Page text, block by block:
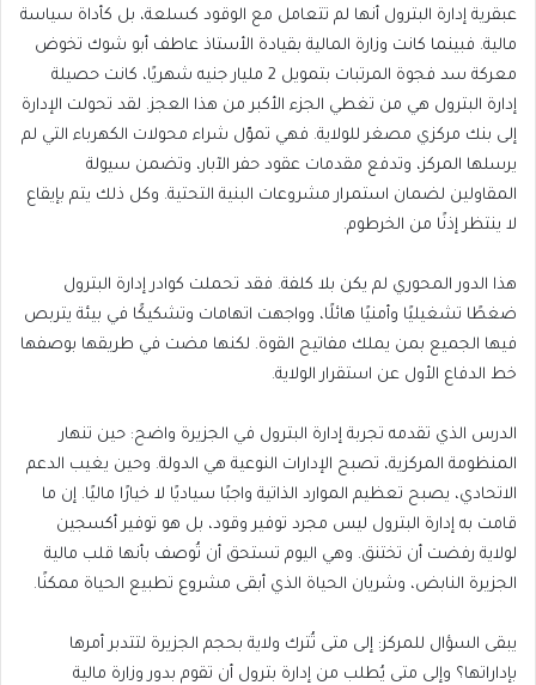
عبقرية إدارة البترول أنها لم تتعامل مع الوقود كسلعة، بل كأداة سياسة
مالية. فبينما كانت وزارة المالية بقيادة الأستاذ عاطف أبو شوك تخوض
معركة سد فجوة المرتبات بتمويل 2 مليار جنيه شهريًا، كانت حصيلة
إدارة البترول هي من تغطي الجزء الأكبر من هذا العجز. لقد تحولت الإدارة
إلى بنك مركزي مصغر للولاية. فهي تموّل شراء محولات الكهرباء التي لم
يرسلها المركز، وتدفع مقدمات عقود حفر الآبار، وتضمن سيولة
المقاولين لضمان استمرار مشروعات البنية التحتية. وكل ذلك يتم بإيقاع
لا ينتظر إذنًا من الخرطوم.
هذا الدور المحوري لم يكن بلا كلفة. فقد تحملت كوادر إدارة البترول
ضغطًا تشغيليًا وأمنيًا هائلًا، وواجهت اتهامات وتشكيكًا في بيئة يتربص
فيها الجميع بمن يملك مفاتيح القوة. لكنها مضت في طريقها بوصفها
خط الدفاع الأول عن استقرار الولاية.
الدرس الذي تقدمه تجربة إدارة البترول في الجزيرة واضح: حين تنهار
المنظومة المركزية، تصبح الإدارات النوعية هي الدولة. وحين يغيب الدعم
الاتحادي، يصبح تعظيم الموارد الذاتية واجبًا سياديًا لا خيارًا ماليًا. إن ما
قامت به إدارة البترول ليس مجرد توفير وقود، بل هو توفير أكسجين
لولاية رفضت أن تختنق. وهي اليوم تستحق أن تُوصف بأنها قلب مالية
الجزيرة النابض، وشريان الحياة الذي أبقى مشروع تطبيع الحياة ممكنًا.
يبقى السؤال للمركز: إلى متى تُترك ولاية بحجم الجزيرة لتتدبر أمرها
بإداراتها؟ وإلى متى يُطلب من إدارة بترول أن تقوم بدور وزارة مالية